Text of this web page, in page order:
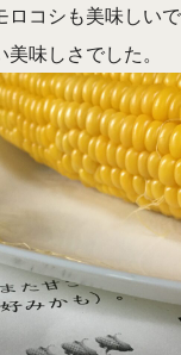
ロコシも美味しい
味しさでした。